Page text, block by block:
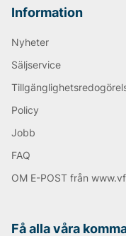
Information
Nyheter
Säljservice
Policy
Jobb
FAQ
OM E-POST från
Få alla våra